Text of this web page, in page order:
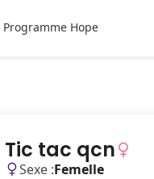
Programme Hope
Tic tac qcn
Sexe :Femelle